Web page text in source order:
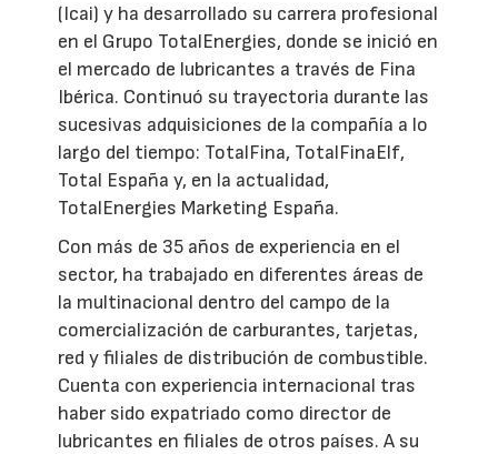
(Icai) y ha desarrollado su carrera profesional
en el Grupo TotalEnergies, donde se inició en
el mercado de lubricantes a través de Fina
Ibérica. Continuó su trayectoria durante las
sucesivas adquisiciones de la compañía a lo
largo del tiempo: TotalFina, TotalFinaElf,
Total España y, en la actualidad,
TotalEnergies Marketing España.
Con más de 35 años de experiencia en el
sector, ha trabajado en diferentes áreas de
la multinacional dentro del campo de la
comercialización de carburantes, tarjetas,
red y filiales de distribución de combustible.
Cuenta con experiencia internacional tras
haber sido expatriado como director de
lubricantes en filiales de otros países. A su